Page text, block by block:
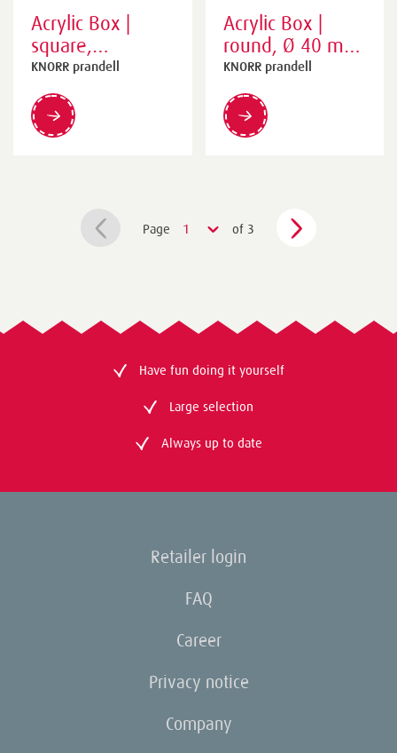
Acrylic Box |
square,
75×75×50 mm,
transparent
KNORR prandell
Acrylic Box |
round, Ø 40 mm
15 mm,
transparent
KNORR prandell
Page 1 of 3
Have fun doing it yourself
Large selection
Always up to date
Retailer login
FAQ
Career
Privacy notice
Company